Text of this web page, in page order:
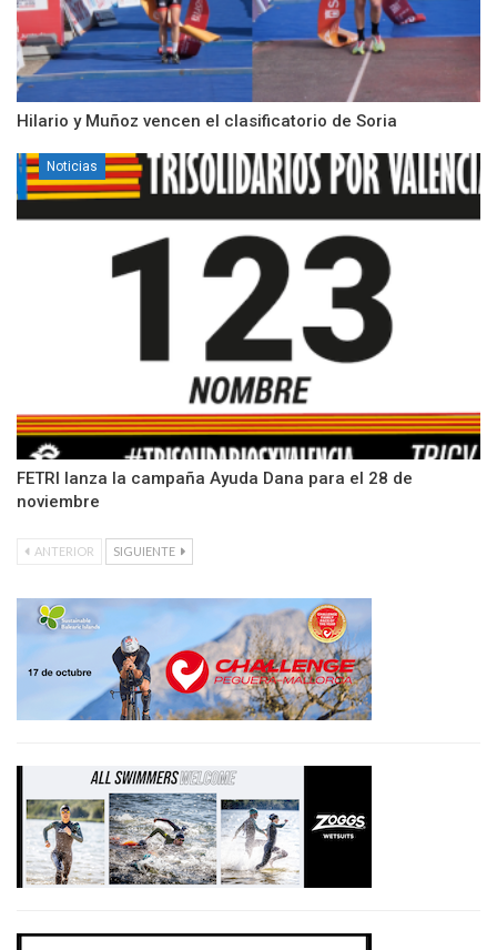
Hilario y Muñoz vencen el clasificatorio de Soria
Noticias
FETRI lanza la campaña Ayuda Dana para el 28 de
noviembre
ANTERIOR SIGUIENTE